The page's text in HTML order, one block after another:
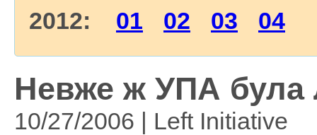
2012: 01 02 03 04
Невже ж УПА
10/27/2006 | Left Initiative